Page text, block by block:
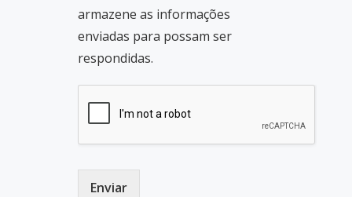
armazene as informações
enviadas para possam ser
respondidas.
Enviar